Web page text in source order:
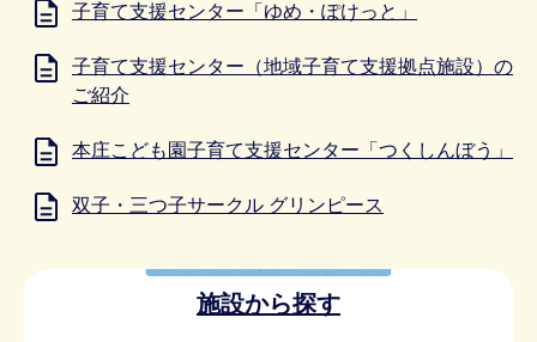
子育て支援センター「ゆめ・ぽけっと」
子育て支援センター（地域子育て支援拠点施設）の
ご紹介
本庄こども園子育て支援センター「つくしんぼう」
双子・三つ子サークル グリンピース
施設から探す